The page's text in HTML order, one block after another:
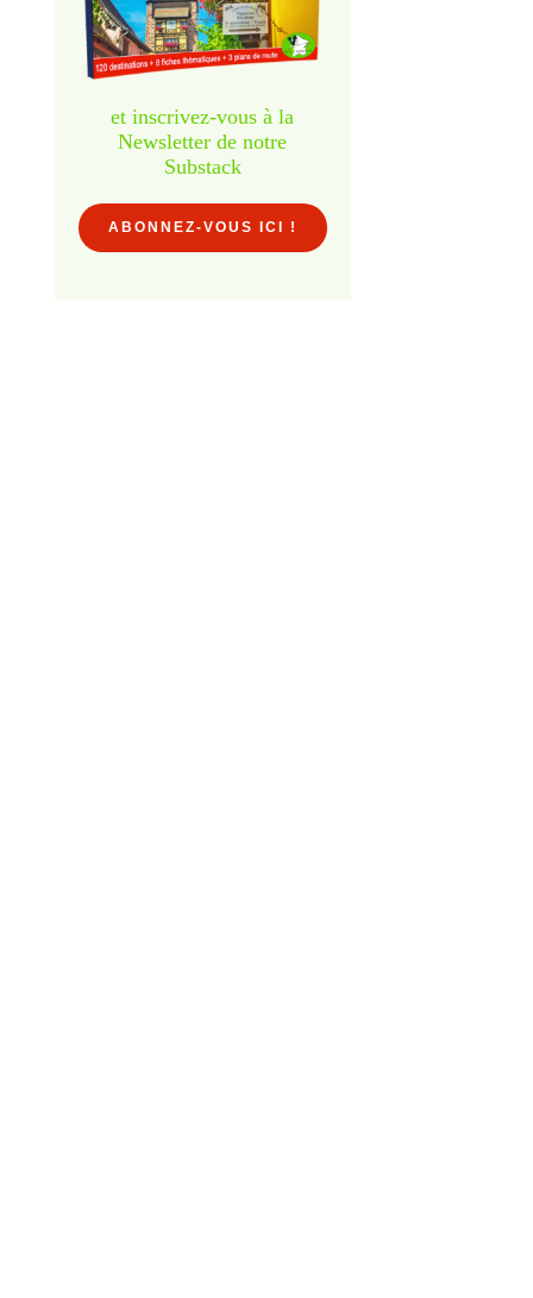
et inscrivez-vous à la
Newsletter de notre
Substack
ABONNEZ-VOUS ICI !